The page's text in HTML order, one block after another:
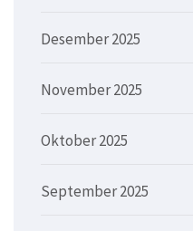
Desember 2025
November 2025
Oktober 2025
September 2025